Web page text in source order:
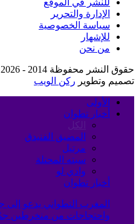
الإدارة والتحرير
سياسة الخصوصية
للإشهار
من نحن
حقوق النشر محفوظة 2014 - 2026 © راديو تطوان
تصميم وتطوير ركن الويب
الأولى
أخبار تطوان
الكل
المضيق الفنيدق
مرتيل
سبته المحتلة
وادي لو
أخبار تطوان
المغرب التطواني يدعو
واحتجاجات من منخرطين